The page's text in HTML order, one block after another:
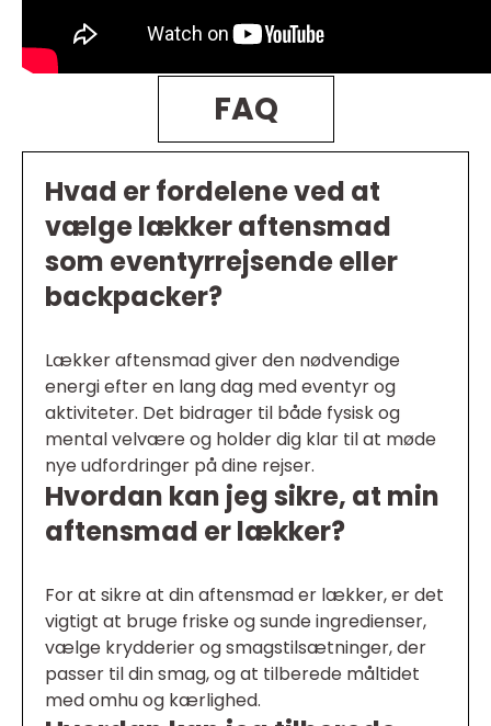
FAQ
Hvad er fordelene ved at
vælge lækker aftensmad
som eventyrrejsende eller
backpacker?
Lækker aftensmad giver den nødvendige
energi efter en lang dag med eventyr og
aktiviteter. Det bidrager til både fysisk og
mental velvære og holder dig klar til at møde
nye udfordringer på dine rejser.
Hvordan kan jeg sikre, at min
aftensmad er lækker?
For at sikre at din aftensmad er lækker, er det
vigtigt at bruge friske og sunde ingredienser,
vælge krydderier og smagstilsætninger, der
passer til din smag, og at tilberede måltidet
med omhu og kærlighed.